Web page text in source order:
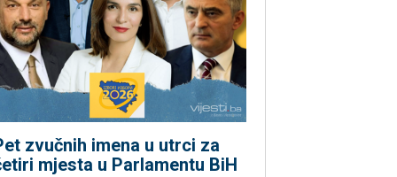
zvučnih imena u utrci za
mjesta u Parlamentu BiH